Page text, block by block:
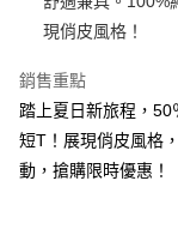
街口支付
Google Pay
全盈+PAY
現俏皮風格！
銷售重點
踏上夏日新旅程，
短T！展現俏皮風格
動，搶購限時優惠！